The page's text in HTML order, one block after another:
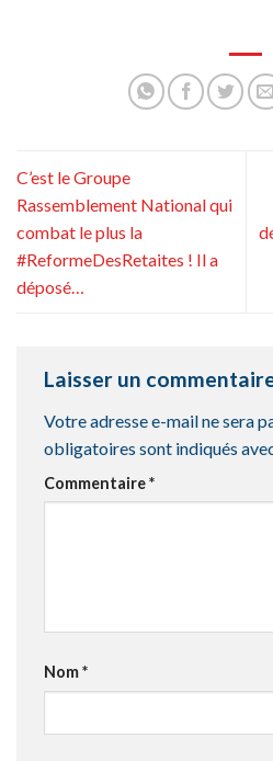
C’est le Groupe
Rassemblement National qui
combat le plus la
#ReformeDesRetaites ! Il a
déposé…
Laisser un
Votre adresse e-mail ne sera
obligatoires sont indiqués
Commentaire*
Nom*